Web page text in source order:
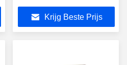
Krijg Beste Prijs